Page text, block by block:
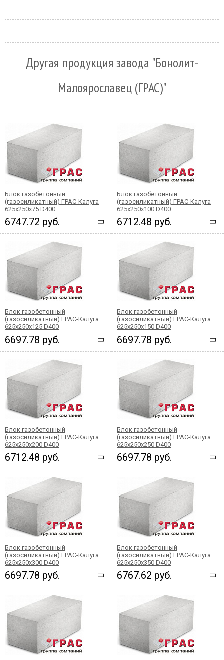
Другая продукция завода "Бонолит-
Малоярославец (ГРАС)"
Блок газобетонный
(газосиликатный) ГРАС-Калуга
625x250x75 D400
6747.72 руб.
Блок газобетонный
(газосиликатный) ГРАС-Калуга
625x250x100 D400
6712.48 руб.
Блок газобетонный
(газосиликатный) ГРАС-Калуга
625x250x125 D400
6697.78 руб.
Блок газобетонный
(газосиликатный) ГРАС-Калуга
625x250x150 D400
6697.78 руб.
Блок газобетонный
(газосиликатный) ГРАС-Калуга
625x250x200 D400
6712.48 руб.
Блок газобетонный
(газосиликатный) ГРАС-Калуга
625x250x250 D400
6697.78 руб.
Блок газобетонный
(газосиликатный) ГРАС-Калуга
625x250x300 D400
6697.78 руб.
Блок газобетонный
(газосиликатный) ГРАС-Калуга
625x250x350 D400
6767.62 руб.